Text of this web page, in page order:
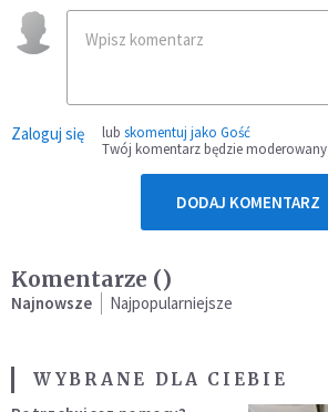
Zaloguj się lub skomentuj jako Gość
Twój komentarz będzie moderowany
DODAJ KOMENTARZ
Komentarze ()
Najnowsze Najpopularniejsze
WYBRANE DLA CIEBIE